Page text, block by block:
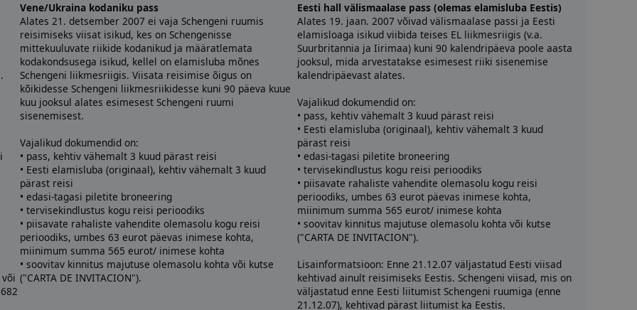
Vene/Ukraina kodaniku pass
Eesti hall välismaalase pass (olemas elamisluba Eestis)
või
Alates 21. detsember 2007 ei vaja Schengeni ruumis
reisimiseks viisat isikud, kes on Schengenisse
mittekuuluvate riikide kodanikud ja määratlemata
kodakondsusega isikud, kellel on elamisluba mõnes
Schengeni liikmesriigis. Viisata reisimise õigus on
kõikidesse Schengeni liikmesriikidesse kuni 90 päeva kuue
kuu jooksul alates esimesest Schengeni ruumi
sisenemisest.
Vajalikud dokumendid on:
• pass, kehtiv vähemalt 3 kuud pärast reisi
• Eesti elamisluba (originaal), kehtiv vähemalt 3 kuud
pärast reisi
• edasi-tagasi piletite broneering
• tervisekindlustus kogu reisi perioodiks
• piisavate rahaliste vahendite olemasolu kogu reisi
perioodiks, umbes 63 eurot päevas inimese kohta,
miinimum summa 565 eurot/ inimese kohta
• soovitav kinnitus majutuse olemasolu kohta või kutse
("CARTA DE INVITACION").
Alates 19. jaan. 2007 võivad välismaalase passi ja Eesti
elamisloaga isikud viibida teises EL liikmesriigis (v.a.
Suurbritannia ja Iirimaa) kuni 90 kalendripäeva poole aasta
jooksul, mida arvestatakse esimesest riiki sisenemise
kalendripäevast alates.
Vajalikud dokumendid on:
• pass, kehtiv vähemalt 3 kuud pärast reisi
• Eesti elamisluba (originaal), kehtiv vähemalt 3 kuud
pärast reisi
• edasi-tagasi piletite broneering
• tervisekindlustus kogu reisi perioodiks
• piisavate rahaliste vahendite olemasolu kogu reisi
perioodiks, umbes 63 eurot päevas inimese kohta,
miinimum summa 565 eurot/ inimese kohta
• soovitav kinnitus majutuse olemasolu kohta või kutse
("CARTA DE INVITACION").
Lisainformatsioon: Enne 21.12.07 väljastatud Eesti viisad
kehtivad ainult reisimiseks Eestis. Schengeni viisad, mis on
väljastatud enne Eesti liitumist Schengeni ruumiga (enne
21.12.07), kehtivad pärast liitumist ka Eestis.